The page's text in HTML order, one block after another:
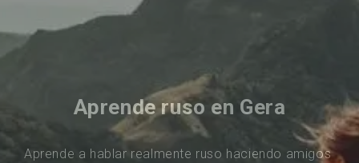
Aprende ruso en Gera
Aprende a hablar realmente ruso haciendo amigos